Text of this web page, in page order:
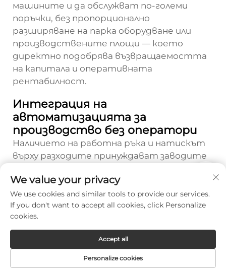
машините и да обслужват по-големи
поръчки, без пропорционално
разширяване на парка оборудване или
производствените площи — което
директно подобрява възвращаемостта
на капитала и оперативната
рентабилност.
Интеграция на
автоматизацията за
производство без оператори
Наличието на работна ръка и натискът
върху разходите принуждават заводите
оборудване (OEM) да максимизират
възможностите за автоматизирано
производство, които намаляват
зависимостта от прякото участие на
оператори по време на процесите на
рязане. Съвременните системи за
лазерно рязане на метали поддържат
интеграция с автоматични системи за
We value your privacy
We use cookies and similar tools to provide our services.
If you don't want to accept all cookies, click Personalize
cookies.
Personalize cookies
Accept all